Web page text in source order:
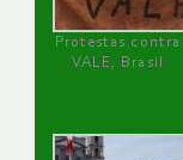
Protestas contra
VALE, Brasil